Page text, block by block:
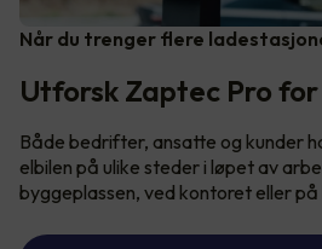
Når du trenger flere
Utforsk Zaptec Pro
Både bedrifter, ansatte og kunder
elbilen på ulike steder i løpet av
byggeplassen, ved kontoret eller på